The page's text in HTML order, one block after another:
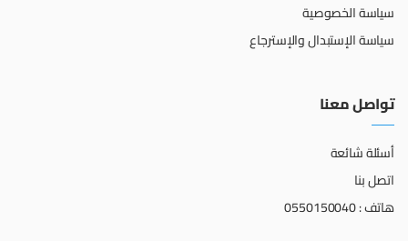
سياسة الخصوصية
سياسة الإستبدال والإسترجاع
تواصل معنا
أسئلة شائعة
اتصل بنا
هاتف : 0550150040